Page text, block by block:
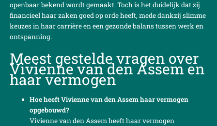
openbaar bekend wordt gemaakt. Toch is het duidelijk dat zij
financieel haar zaken goed op orde heeft, mede dankzij slimme
keuzes in haar carrière en een gezonde balans tussen werk en
ontspanning.
Meest gestelde vragen over
Vivienne van den Assem en
haar vermogen
Hoe heeft Vivienne van den Assem haar vermogen
opgebouwd?
Vivienne van den Assem heeft haar vermogen